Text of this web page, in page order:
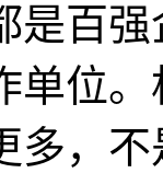
是百
单位
多，